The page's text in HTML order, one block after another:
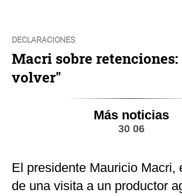
DECLARACIONES
Macri sobre retenciones:
volver"
Más noticias
30 06
El presidente Mauricio Macri,
de una visita a un productor